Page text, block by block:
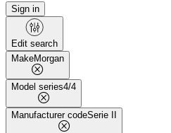
Sign in
Edit search
MakeMorgan
Model series4/4
Manufacturer codeSerie II